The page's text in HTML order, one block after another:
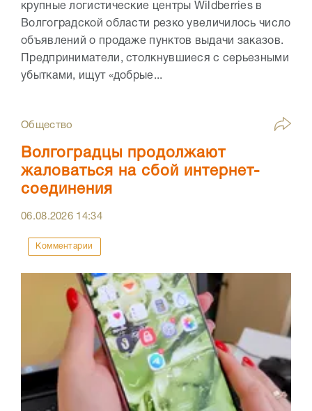
крупные логистические центры Wildberries в
Волгоградской области резко увеличилось число
объявлений о продаже пунктов выдачи заказов.
Предприниматели, столкнувшиеся с серьезными
убытками, ищут «добрые...
Общество
Волгоградцы продолжают
жаловаться на сбой интернет-
соединения
06.08.2026 14:34
Комментарии